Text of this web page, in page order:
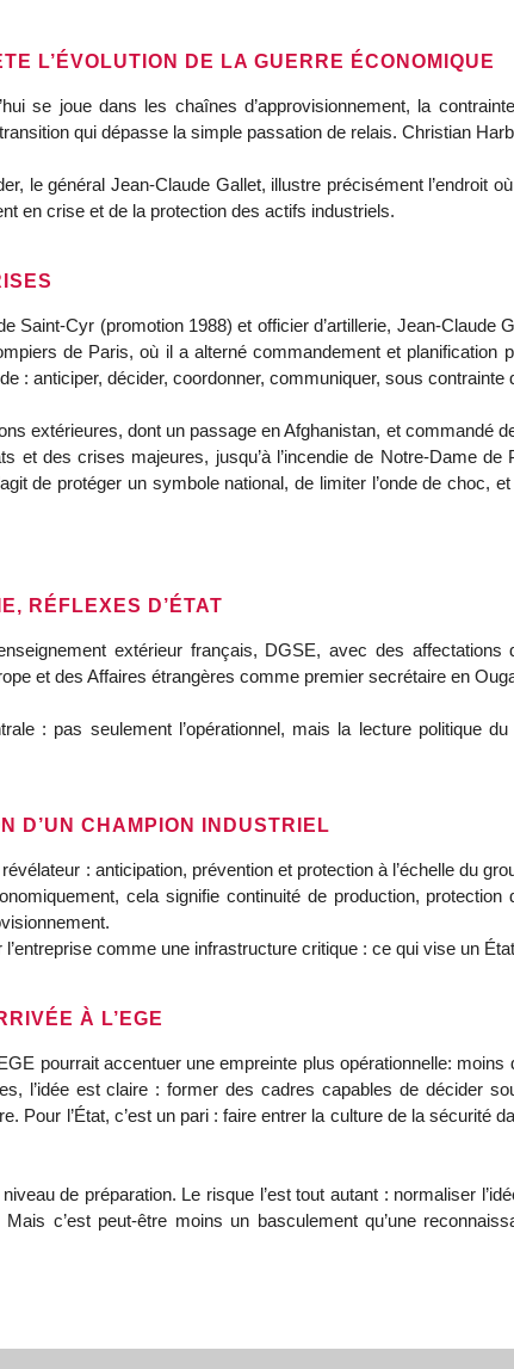
L’ÉVOLUTION DE LA GUERRE ÉCONOMIQUE
se joue dans les chaînes d’approvisionnement, la
qui dépasse la simple passation de relais. Christian
le général Jean-Claude Gallet, illustre précisément l’endroit
en crise et de la protection des actifs industriels.
Saint-Cyr (promotion 1988) et officier d’artillerie, Jean-Claude
de Paris, où il a alterné commandement et planification
: anticiper, décider, coordonner, communiquer, sous
extérieures, dont un passage en Afghanistan, et commandé
et des crises majeures, jusqu’à l’incendie de Notre-Dame de
de protéger un symbole national, de limiter l’onde de choc,
RÉFLEXES D’ÉTAT
extérieur français, DGSE, avec des
et des Affaires étrangères comme premier secrétaire en
: pas seulement l’opérationnel, mais la lecture politique
D’UN CHAMPION INDUSTRIEL
: anticipation, prévention et protection à l’échelle du
cela signifie continuité de production,
comme une infrastructure critique : ce qui vise un
À L’EGE
pourrait accentuer une empreinte plus opérationnelle:
l’idée est claire : former des cadres capables de décider
Pour l’État, c’est un pari : faire entrer la culture de la sécurité
de préparation. Le risque l’est tout autant : normaliser
c’est peut-être moins un basculement qu’une